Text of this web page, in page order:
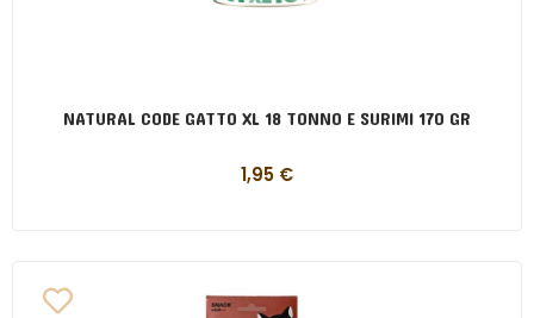
NATURAL CODE GATTO XL 18 TONNO E SURIMI 170 GR
1,95 €